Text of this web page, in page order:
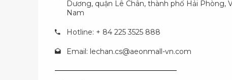
Dương, quận Lê Chân, thành phố Hải Phòng,
Nam
Hotline: + 84 225 3525 888
Email: lechan.cs@aeonmall-vn.com